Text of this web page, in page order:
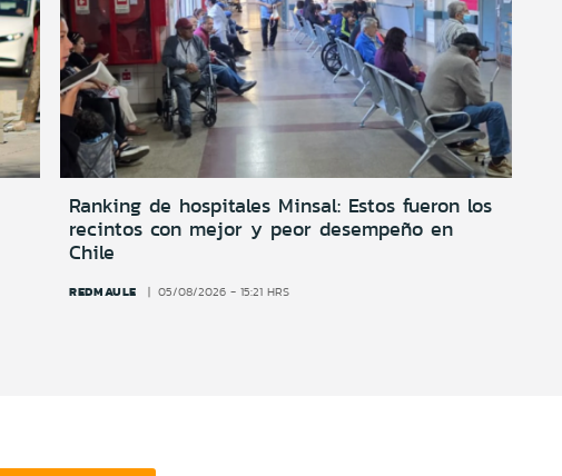
Ranking de hospitales Minsal: Estos fueron los
recintos con mejor y peor desempeño en
Chile
REDMAULE 05/08/2026 - 15:21 HRS